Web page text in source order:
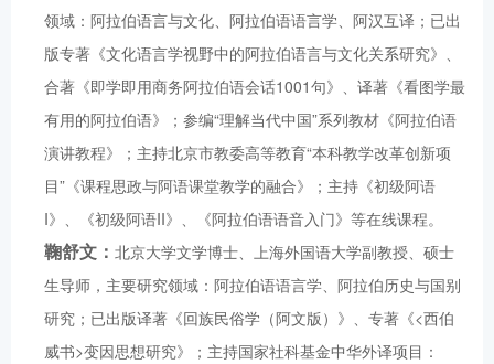
领域：阿拉伯语言与文化、阿拉伯语语言学、阿汉互译；已出
版专著《文化语言学视野中的阿拉伯语言与文化关系研究》、
合著《即学即用商务阿拉伯语会话1001句》、译著《看图学最
有用的阿拉伯语》；参编“理解当代中国”系列教材《阿拉伯语
演讲教程》；主持北京市教委高等教育“本科教学改革创新项
目”《课程思政与阿语课堂教学的融合》；主持《初级阿语
I》、《初级阿语II》、《阿拉伯语语音入门》等在线课程。
鞠舒文： 北京大学文学博士、上海外国语大学副教授、硕士
生导师，主要研究领域：阿拉伯语语言学、阿拉伯历史与国别
研究；已出版译著《回族民俗学（阿文版）》、专著《<西伯
威书>变因思想研究》；主持国家社科基金中华外译项目：